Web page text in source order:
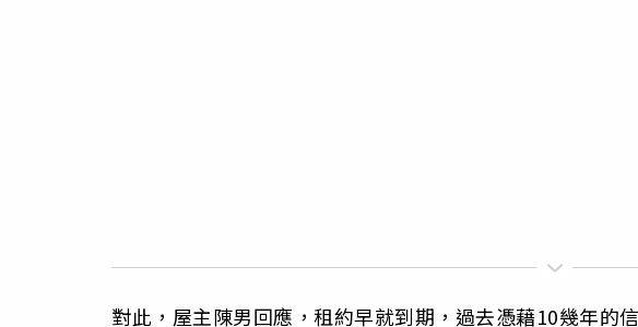
對此，屋主陳男回應，租約早就到期，過去憑藉10幾年的